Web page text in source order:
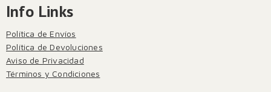
Info Links
Política de Envíos
Política de Devoluciones
Aviso de Privacidad
Términos y Condiciones